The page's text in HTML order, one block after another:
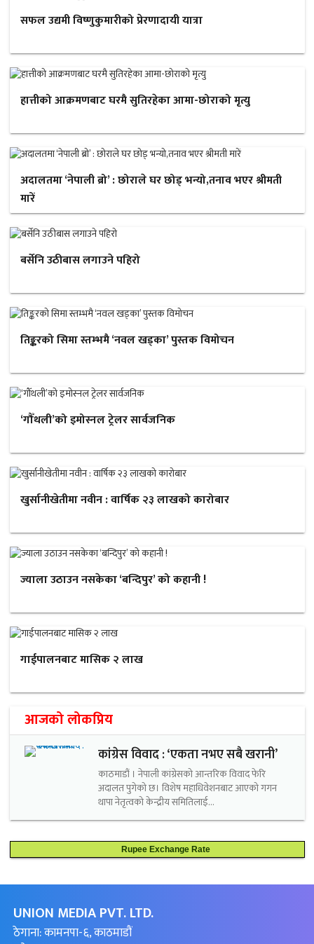
सफल उद्यमी विष्णुकुमारीको प्रेरणादायी यात्रा
हात्तीको आक्रमणबाट घरमै सुतिरहेका आमा-छोराको मृत्यु
अदालतमा ‘नेपाली ब्रो’ : छोराले घर छोड् भन्यो,तनाव भएर श्रीमती
मारें
बर्सेनि उठीबास लगाउने पहिरो
तिङ्करको सिमा स्तम्भमै ‘नवल खड्का’ पुस्तक विमोचन
‘गौँथली’को इमोस्नल ट्रेलर सार्वजनिक
खुर्सानीखेतीमा नवीन : वार्षिक २३ लाखको कारोबार
ज्याला उठाउन नसकेका ‘बन्दिपुर’ को कहानी !
गाईपालनबाट मासिक २ लाख
आजको लोकप्रिय
कांग्रेस विवाद : ‘एकता नभए सबै खरानी’
काठमाडौं । नेपाली कांग्रेसको आन्तरिक विवाद फेरि
अदालत पुगेको छ। विशेष महाधिवेशनबाट आएको गगन
थापा नेतृत्वको केन्द्रीय समितिलाई...
Rupee Exchange Rate
UNION MEDIA PVT. LTD.
ठेगाना: कामनपा-६, काठमाडौं